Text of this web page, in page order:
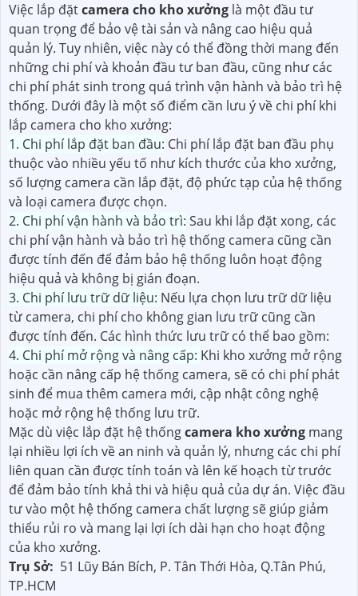
Việc lắp đặtcamera cho kho xưởng là một đầu tư
quan trọng để bảo vệ tài sản và nâng cao hiệu quả
quản lý. Tuy nhiên, việc này có thể đồng thời mang đến
những chi phí và khoản đầu tư ban đầu, cũng như các
chi phí phát sinh trong quá trình vận hành và bảo trì hệ
thống. Dưới đây là một số điểm cần lưu ý về chi phí khi
lắp camera cho kho xưởng:
1. Chi phí lắp đặt ban đầu: Chi phí lắp đặt ban đầu phụ
thuộc vào nhiều yếu tố như kích thước của kho xưởng,
số lượng camera cần lắp đặt, độ phức tạp của hệ thống
và loại camera được chọn.
2. Chi phí vận hành và bảo trì: Sau khi lắp đặt xong, các
chi phí vận hành và bảo trì hệ thống camera cũng cần
được tính đến để đảm bảo hệ thống luôn hoạt động
hiệu quả và không bị gián đoạn.
3. Chi phí lưu trữ dữ liệu: Nếu lựa chọn lưu trữ dữ liệu
từ camera, chi phí cho không gian lưu trữ cũng cần
được tính đến. Các hình thức lưu trữ có thể bao gồm:
4. Chi phí mở rộng và nâng cấp: Khi kho xưởng mở rộng
hoặc cần nâng cấp hệ thống camera, sẽ có chi phí phát
sinh để mua thêm camera mới, cập nhật công nghệ
hoặc mở rộng hệ thống lưu trữ.
Mặc dù việc lắp đặt hệ thốngcamera kho xưởng mang
lại nhiều lợi ích về an ninh và quản lý, nhưng các chi phí
liên quan cần được tính toán và lên kế hoạch từ trước
để đảm bảo tính khả thi và hiệu quả của dự án. Việc đầu
tư vào một hệ thống camera chất lượng sẽ giúp giảm
thiểu rủi ro và mang lại lợi ích dài hạn cho hoạt động
của kho xưởng.
Trụ Sở: 51 Lũy Bán Bích, P. Tân Thới Hòa, Q.Tân Phú,
TP.HCM